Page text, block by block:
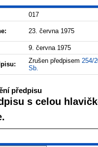
017
23. června 1975
9. června 1975
Zrušen předpisem 254/
Sb.
předpisu
s celou